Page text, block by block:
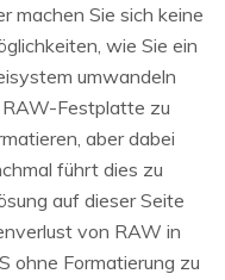
machen Sie sich keine
wie Sie ein
umwandeln
Festplatte zu
aber dabei
führt dies zu
auf dieser Seite
von RAW in
ohne Formatierung zu